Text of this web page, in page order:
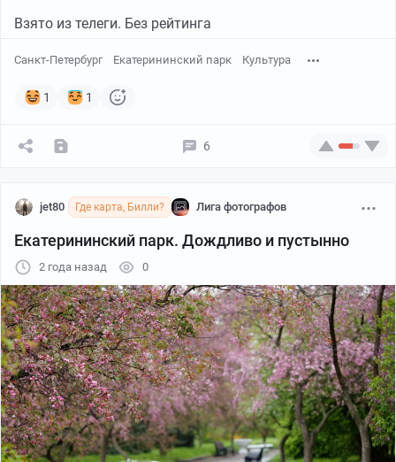
Взято из телеги. Без рейтинга
Санкт-Петербург Екатерининский парк Культура
1 1
6
jet80 Где карта, Билли? Лига фотографов
Екатерининский парк. Дождливо и пустынно
2 года назад 0